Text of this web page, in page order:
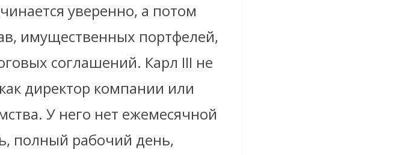
уверенно, а потом
имущественных портфелей,
соглашений. Карл III не
директор компании или
У него нет ежемесячной
полный рабочий день,